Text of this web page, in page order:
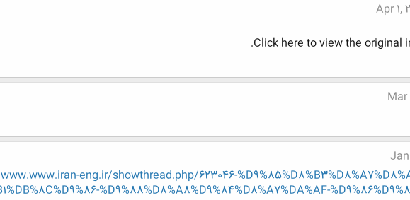
Apr 1,
Click here to view the original
Mar
Jan
eng.ir/showthread.php/623046-
%D9%88%D8%A8%D9%84%D8%A7%DA%AF-